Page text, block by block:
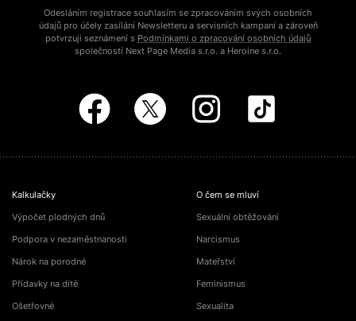
Odesláním registrace souhlasím se zpracováním svých osobních
údajů pro účely zasílání Newsletteru a servisních kampaní a zároveň
potvrzuji seznámení s Podmínkami o zpracování osobních údajů
společností Next Page Media s.r.o. a Heroine s.r.o.
Kalkulačky
Výpočet plodných dnů
Podpora v nezaměstnanosti
Nárok na porodné
Přídavky na dítě
Ošetřovné
O čem se mluví
Sexuální obtěžování
Narcismus
Mateřství
Feminismus
Sexualita